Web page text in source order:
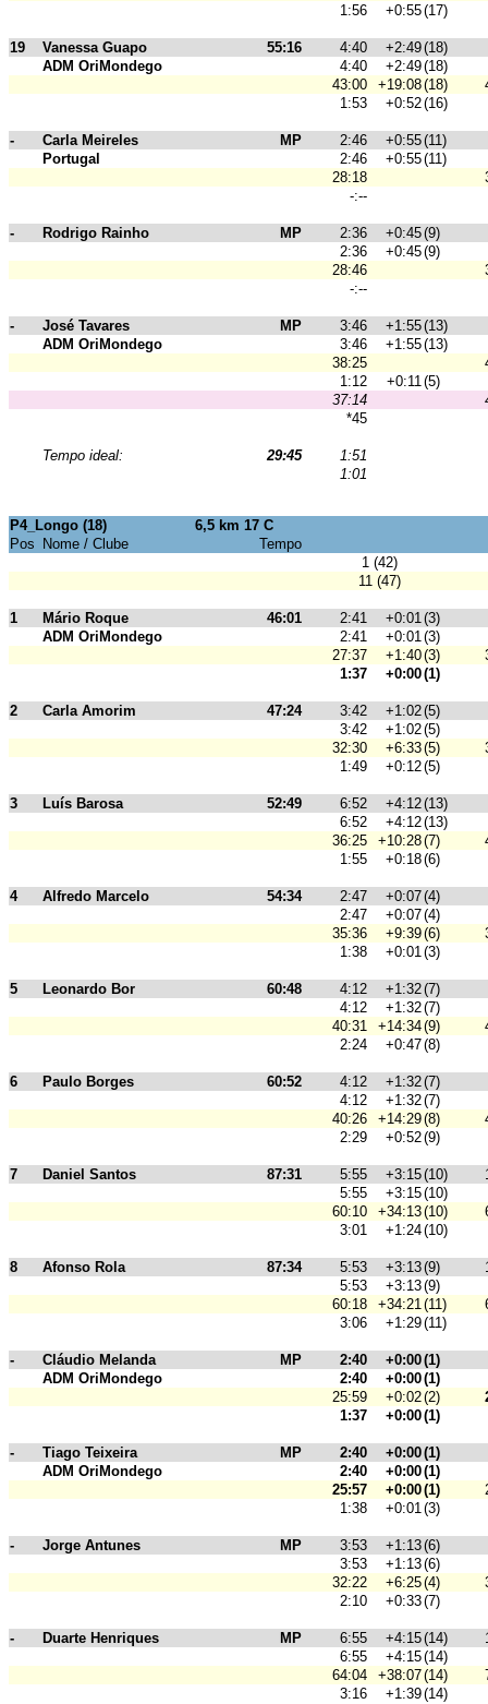
1:56
+0:55(17)
19 Vanessa Guapo 55:16 4:40 +2:49(18)
ADM OriMondego
4:40 +2:49(18)
43:00
+19:08(18)
1:53
+0:52(16)
- Carla Meireles MP 2:46 +0:55(11)
Portugal
2:46 +0:55(11)
28:18
-:--
- Rodrigo Rainho MP 2:36 +0:45(9)
2:36
+0:45(9)
28:46
-:--
- José Tavares MP 3:46 +1:55(13)
ADM OriMondego
3:46 +1:55(13)
38:25
1:12
+0:11(5)
37:14
*45
Tempo ideal: 29:45
1:51
1:01
P4_Longo (18)
6,5 km 17 C
Pos
Nome / Clube
Tempo
1 (42)
11 (47)
1 Mário Roque 46:01 2:41 +0:01(3)
ADM OriMondego
2:41 +0:01(3)
27:37
+1:40(3)
1:37
+0:00(1)
2 Carla Amorim 47:24 3:42 +1:02(5)
3:42
+1:02(5)
32:30
+6:33(5)
1:49
+0:12(5)
3 Luís Barosa 52:49 6:52 +4:12(13)
6:52
+4:12(13)
36:25
+10:28(7)
1:55
+0:18(6)
4 Alfredo Marcelo 54:34 2:47 +0:07(4)
2:47
+0:07(4)
35:36
+9:39(6)
1:38
+0:01(3)
5 Leonardo Bor 60:48 4:12 +1:32(7)
4:12
+1:32(7)
40:31
+14:34(9)
2:24
+0:47(8)
6 Paulo Borges 60:52 4:12 +1:32(7)
4:12
+1:32(7)
40:26
+14:29(8)
2:29
+0:52(9)
7 Daniel Santos 87:31 5:55 +3:15(10)
5:55
+3:15(10)
60:10
+34:13(10)
3:01
+1:24(10)
8 Afonso Rola 87:34 5:53 +3:13(9)
5:53
+3:13(9)
60:18
+34:21(11)
3:06
+1:29(11)
- Cláudio Melanda MP 2:40 +0:00(1)
ADM OriMondego
2:40 +0:00(1)
25:59
+0:02(2)
1:37
+0:00(1)
- Tiago Teixeira MP 2:40 +0:00(1)
ADM OriMondego
2:40 +0:00(1)
25:57
+0:00(1)
1:38
+0:01(3)
- Jorge Antunes MP 3:53 +1:13(6)
3:53
+1:13(6)
32:22
+6:25(4)
2:10
+0:33(7)
- Duarte Henriques MP 6:55 +4:15(14)
6:55
+4:15(14)
64:04
+38:07(14)
3:16
+1:39(14)